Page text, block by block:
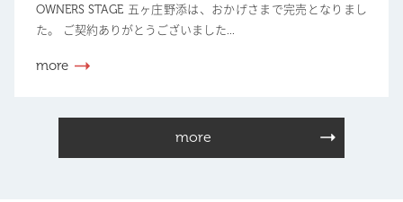
OWNERS STAGE 五ヶ庄野添は、おかげさまで完売となりまし
た。 ご契約ありがとうございました...
more
more